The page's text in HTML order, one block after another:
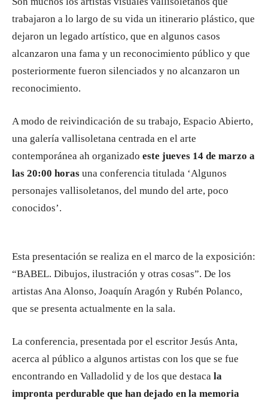
trabajaron a lo largo de su vida un itinerario plástico, que
dejaron un legado artístico, que en algunos casos
alcanzaron una fama y un reconocimiento público y que
posteriormente fueron silenciados y no alcanzaron un
reconocimiento.
A modo de reivindicación de su trabajo, Espacio Abierto,
una galería vallisoletana centrada en el arte
contemporánea ah organizado este jueves 14 de marzo a
las 20:00 horas una conferencia titulada ‘Algunos
personajes vallisoletanos, del mundo del arte, poco
conocidos’.
Esta presentación se realiza en el marco de la exposición:
“BABEL. Dibujos, ilustración y otras cosas”. De los
artistas Ana Alonso, Joaquín Aragón y Rubén Polanco,
que se presenta actualmente en la sala.
La conferencia, presentada por el escritor Jesús Anta,
acerca al público a algunos artistas con los que se fue
encontrando en Valladolid y de los que destaca la
impronta perdurable que han dejado en la memoria